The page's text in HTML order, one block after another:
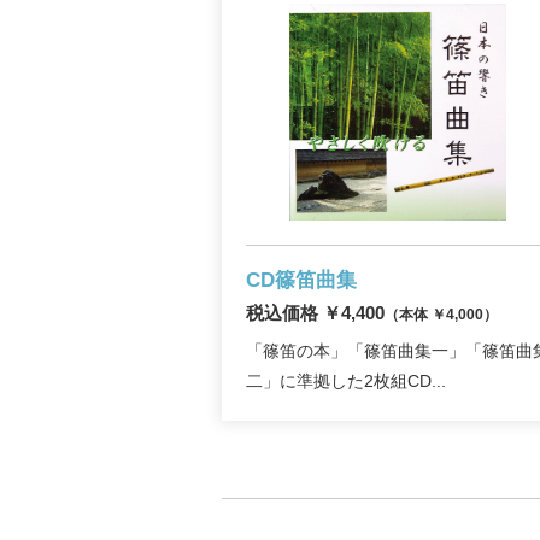
CD篠笛曲集
税込価格 ￥4,400 （本体 ￥4,000）
「篠笛の本」「篠笛曲集一」「篠笛曲
二」に準拠した2枚組CD...